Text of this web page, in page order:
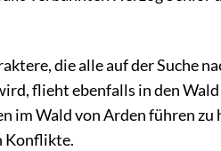
die alle auf der Suche
flieht ebenfalls in den
im Wald von Arden führen
Konflikte.